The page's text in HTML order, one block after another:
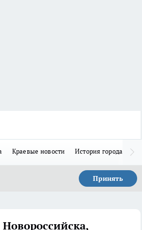
Краевые новости История города Н
Принять